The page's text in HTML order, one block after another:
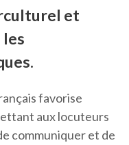
et
favorise
aux locuteurs
communiquer et de